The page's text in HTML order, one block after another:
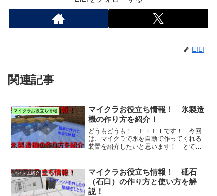
EIEI
関連記事
マイクラお役立ち情報
マイクラお役立ち情報！ 氷製造
機の作り方を紹介！
どうもどうも！ ＥＩＥＩです！ 今回
は、マイクラで氷を自動で作ってくれる
装置を紹介したいと思います！ とても
アイテム紹介
マイクラお役立ち情報！ 砥石
（石臼）の作り方と使い方を解
説！